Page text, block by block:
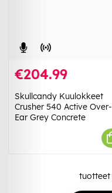
€204.99
Skullcandy Kuulokkeet
Crusher 540 Active Over-
Ear Grey Concrete
tuotteet